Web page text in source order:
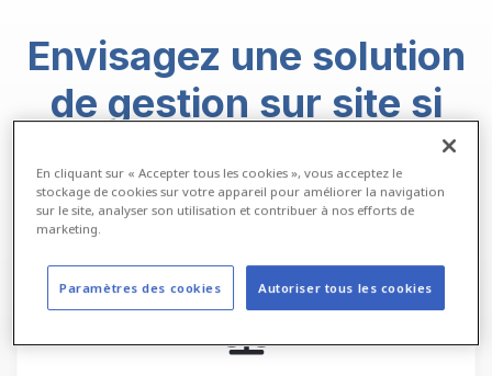
Envisagez une solution
de gestion sur site si
difficultés avec...
En cliquant sur « Accepter tous les cookies », vous acceptez le
stockage de cookies sur votre appareil pour améliorer la navigation
sur le site, analyser son utilisation et contribuer à nos efforts de
marketing.
Paramètres des cookies Autoriser tous les cookies